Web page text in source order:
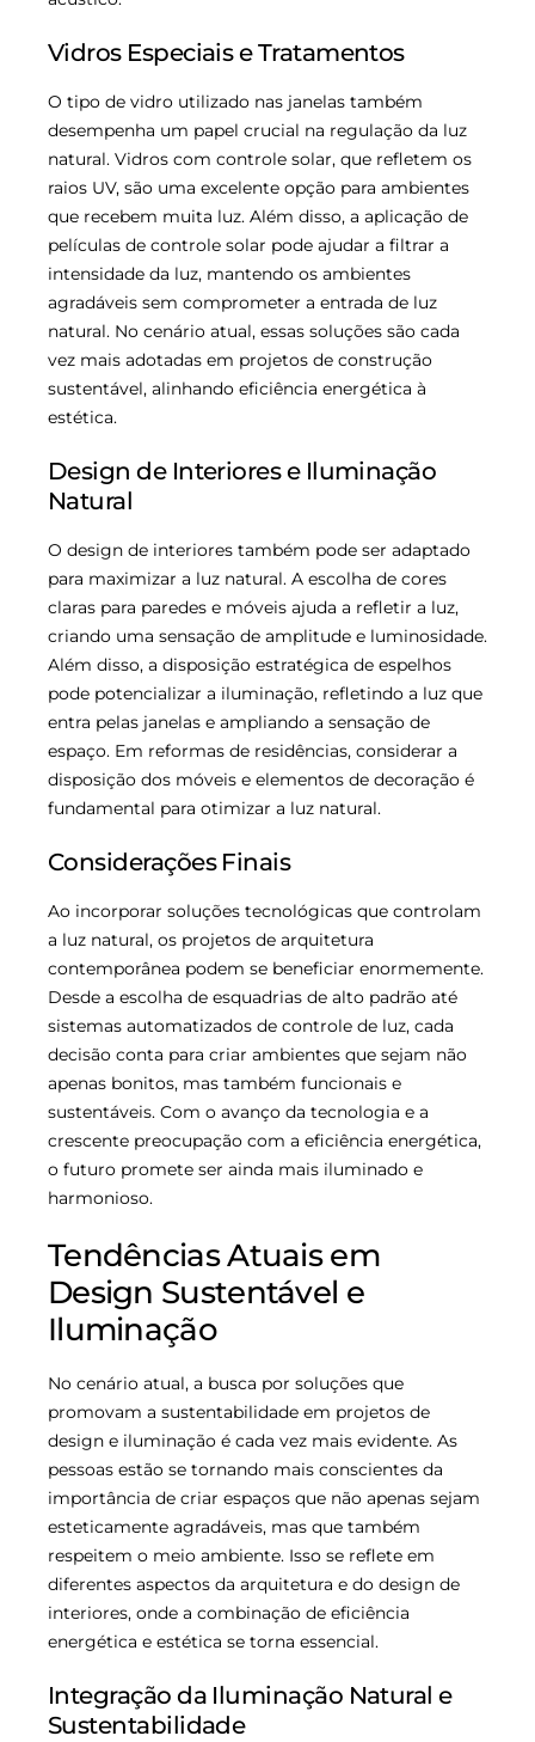
Vidros Especiais e Tratamentos
O tipo de vidro utilizado nas janelas também
desempenha um papel crucial na regulação da luz
natural. Vidros com controle solar, que refletem os
raios UV, são uma excelente opção para ambientes
que recebem muita luz. Além disso, a aplicação de
películas de controle solar pode ajudar a filtrar a
intensidade da luz, mantendo os ambientes
agradáveis sem comprometer a entrada de luz
natural. No cenário atual, essas soluções são cada
vez mais adotadas em projetos de construção
sustentável, alinhando eficiência energética à
estética.
Design de Interiores e Iluminação
Natural
O design de interiores também pode ser adaptado
para maximizar a luz natural. A escolha de cores
claras para paredes e móveis ajuda a refletir a luz,
criando uma sensação de amplitude e luminosidade.
Além disso, a disposição estratégica de espelhos
pode potencializar a iluminação, refletindo a luz que
entra pelas janelas e ampliando a sensação de
espaço. Em reformas de residências, considerar a
disposição dos móveis e elementos de decoração é
fundamental para otimizar a luz natural.
Considerações Finais
Ao incorporar soluções tecnológicas que controlam
a luz natural, os projetos de arquitetura
contemporânea podem se beneficiar enormemente.
Desde a escolha de esquadrias de alto padrão até
sistemas automatizados de controle de luz, cada
decisão conta para criar ambientes que sejam não
apenas bonitos, mas também funcionais e
sustentáveis. Com o avanço da tecnologia e a
crescente preocupação com a eficiência energética,
o futuro promete ser ainda mais iluminado e
harmonioso.
Tendências Atuais em
Design Sustentável e
Iluminação
No cenário atual, a busca por soluções que
promovam a sustentabilidade em projetos de
design e iluminação é cada vez mais evidente. As
pessoas estão se tornando mais conscientes da
importância de criar espaços que não apenas sejam
esteticamente agradáveis, mas que também
respeitem o meio ambiente. Isso se reflete em
diferentes aspectos da arquitetura e do design de
interiores, onde a combinação de eficiência
energética e estética se torna essencial.
Integração da Iluminação Natural e
Sustentabilidade